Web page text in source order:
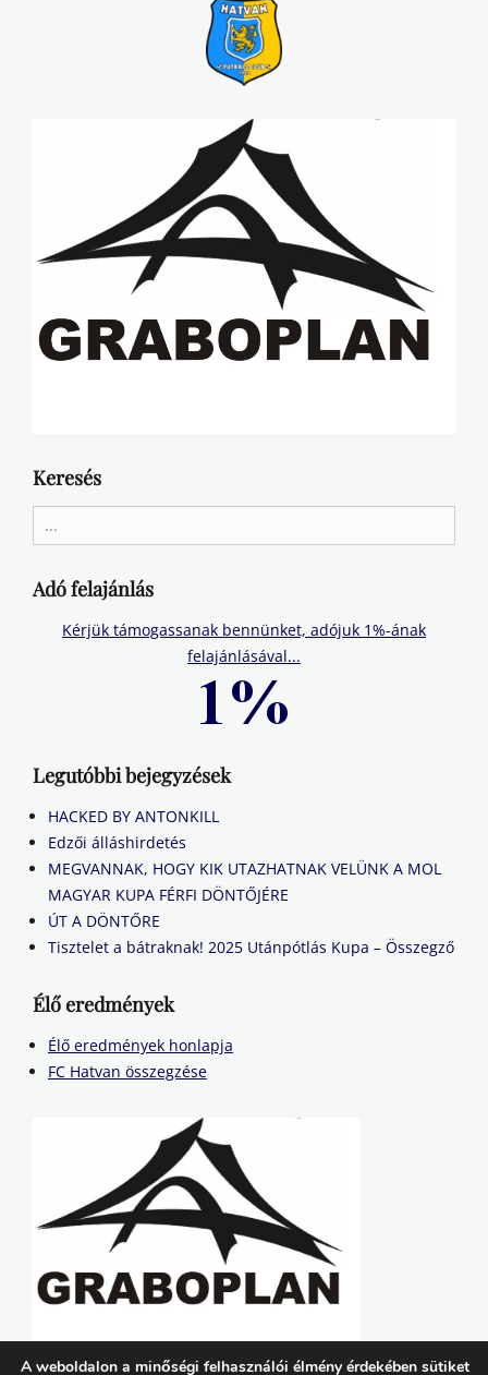
Keresés
for:
Adó felajánlás
Kérjük támogassanak bennünket, adójuk 1%-ának
felajánlásával...
Legutóbbi bejegyzések
HACKED BY ANTONKILL
Edzői álláshirdetés
MEGVANNAK, HOGY KIK UTAZHATNAK VELÜNK A MOL
MAGYAR KUPA FÉRFI DÖNTŐJÉRE
ÚT A DÖNTŐRE
Tisztelet a bátraknak! 2025 Utánpótlás Kupa – Összegző
Élő eredmények
Élő eredmények honlapja
FC Hatvan összegzése
A weboldalon a minőségi felhasználói élmény érdekében sütiket